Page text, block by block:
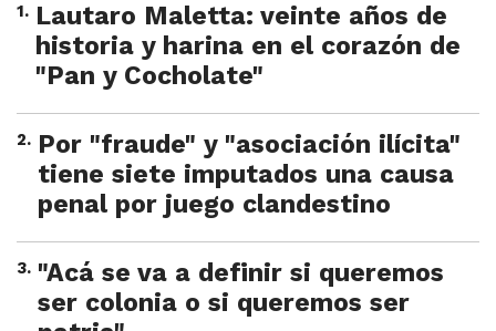
1. Lautaro Maletta: veinte años de
historia y harina en el corazón de
"Pan y Cocholate"
2. Por "fraude" y "asociación ilícita"
tiene siete imputados una causa
penal por juego clandestino
3. "Acá se va a definir si queremos
ser colonia o si queremos ser